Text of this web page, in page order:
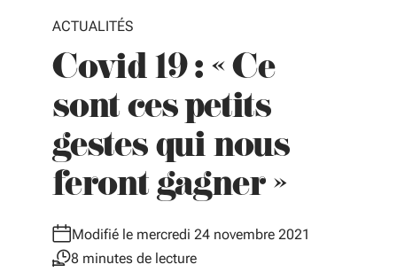
ACTUALITÉS
Covid 19 : « Ce
sont ces petits
gestes qui nous
feront gagner »
Modifié le mercredi 24 novembre 2021
8 minutes de lecture